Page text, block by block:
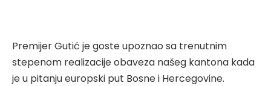
Premijer Gutić je goste upoznao sa trenutnim
stepenom realizacije obaveza našeg kantona kada
je u pitanju europski put Bosne i Hercegovine.